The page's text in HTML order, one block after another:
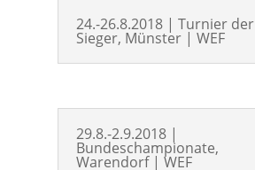
24.-26.8.2018 | Turnier der
Sieger, Münster | WEF
29.8.-2.9.2018 |
Bundeschampionate,
Warendorf | WEF